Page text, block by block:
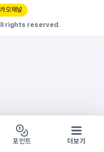
오채널
rights reserved.
쇼핑몰 구경하기
방문시 1G
포인트 더보기